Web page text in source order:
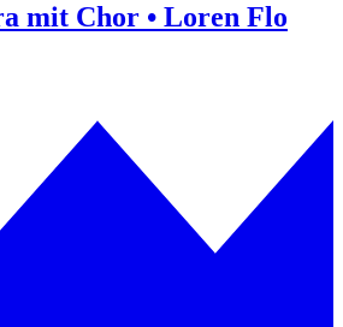
mit Chor • Loren Flo